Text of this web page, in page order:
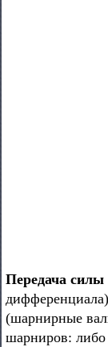
Передача силы
(шарнирные
шарниров: либо